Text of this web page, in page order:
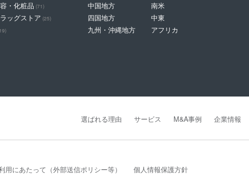
・化粧品 (71)
ッグストア (25)
中国地方
四国地方
九州・沖縄地方
南米
中東
アフリカ
選ばれる理由 サービス M&A事例 企業情報
用にあたって（外部送信ポリシー等）
個人情報保護方針